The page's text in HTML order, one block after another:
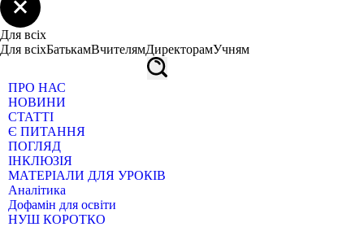
Для всіх
Для всіхБатькамВчителямДиректорамУчням
ПРО НАС
НОВИНИ
СТАТТІ
Є ПИТАННЯ
ПОГЛЯД
ІНКЛЮЗІЯ
МАТЕРІАЛИ ДЛЯ УРОКІВ
Аналітика
Дофамін для освіти
НУШ КОРОТКО